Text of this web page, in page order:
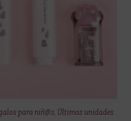
para niñ@s, Últimas unidades